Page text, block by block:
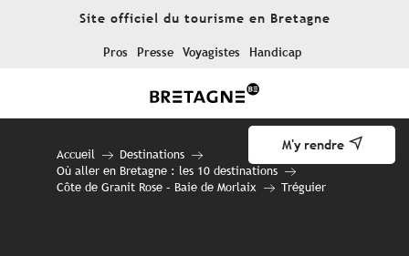
Site officiel du tourisme en Bretagne
Pros Presse Voyagistes Handicap
M'y rendre
Accueil
Destinations
Où aller en Bretagne : les 10 destinations
Côte de Granit Rose – Baie de Morlaix
Tréguier